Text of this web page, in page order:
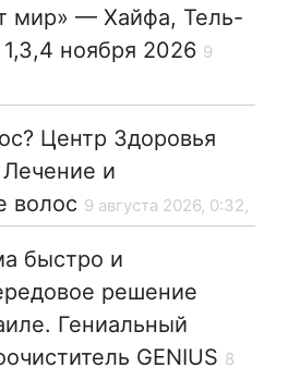
мир» — Хайфа, Тель-
ноября 2026 9
Центр Здоровья
и
волос 9 августа 2026, 0:32,
быстро и
решение
Гениальный
GENIUS 8